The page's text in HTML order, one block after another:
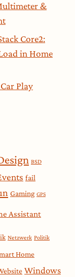
&
Core2:
in Home
Play
BSD
fail
Gaming GPS
Assistant
Netzwerk Politik
Home
Windows